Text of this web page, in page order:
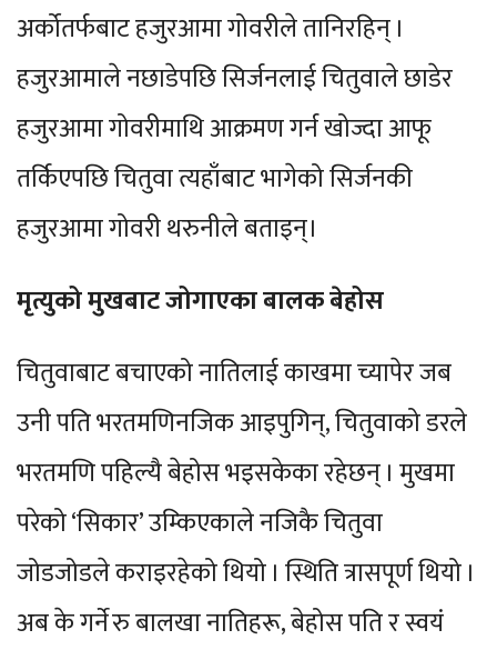
अर्कोतर्फबाट हजुरआमा गोवरीले तानिरहिन् ।
हजुरआमाले नछाडेपछि सिर्जनलाई चितुवाले छाडेर
हजुरआमा गोवरीमाथि आक्रमण गर्न खोज्दा आफू
तर्किएपछि चितुवा त्यहाँबाट भागेको सिर्जनकी
हजुरआमा गोवरी थरुनीले बताइन्।
मृत्युको मुखबाट जोगाएका बालक बेहोस
चितुवाबाट बचाएको नातिलाई काखमा च्यापेर जब
उनी पति भरतमणिनजिक आइपुगिन्, चितुवाको डरले
भरतमणि पहिल्यै बेहोस भइसकेका रहेछन् । मुखमा
परेको ‘सिकार’ उम्किएकाले नजिकै चितुवा
जोडजोडले कराइरहेको थियो । स्थिति त्रासपूर्ण थियो ।
अब के गर्ने रु बालखा नातिहरू, बेहोस पति र स्वयं